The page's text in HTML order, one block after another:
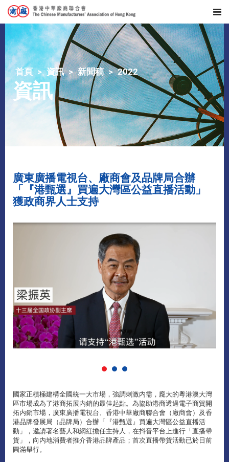
首頁 資訊 新聞稿 2022
資訊
廣東廣播電視台、廠商會及品牌局合辦
「『港甄選』買遍大灣區公益直播活動」
獲政商界人士支持
國家正積極建構全國統一大市場，強調刺激内需，龐大的粵港澳大灣
區市場成為了港商拓展内銷的最佳起點。為協助港商透過電子商貿開
拓内銷市場，廣東廣播電視台、香港中華廠商聯合會（廠商會）及香
港品牌發展局（品牌局）合辦「『港甄選』買遍大灣區公益直播活
動」，邀請著名藝人和網紅擔任主持人，在抖音平台上進行「直播帶
貨」，向内地消費者推介香港品牌產品；首次直播帶貨活動已於日前
圓滿舉行。